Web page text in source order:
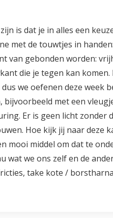
is dat je in alles een
met de touwtjes in
van gebonden worden:
die je tegen kan
we oefenen deze
met een
Er is geen licht
Hoe kijk jij naar deze
mooi middel om dat te
wat we ons zelf en de
take kote /